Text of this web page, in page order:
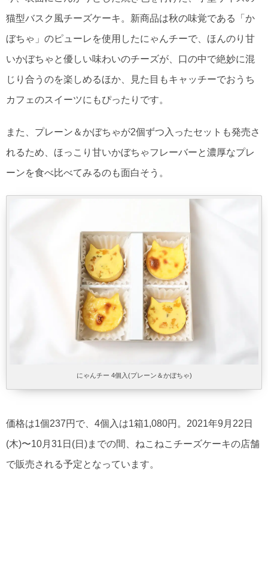
猫型バスク風チーズケーキ。新商品は秋の味覚である「か
ぼちゃ」のピューレを使用したにゃんチーで、ほんのり甘
いかぼちゃと優しい味わいのチーズが、口の中で絶妙に混
じり合うのを楽しめるほか、見た目もキャッチーでおうち
カフェのスイーツにもぴったりです。
また、プレーン＆かぼちゃが2個ずつ入ったセットも発売さ
れるため、ほっこり甘いかぼちゃフレーバーと濃厚なプレ
ーンを食べ比べてみるのも面白そう。
にゃんチー 4個入(プレーン＆かぼちゃ)
価格は1個237円で、4個入は1箱1,080円。2021年9月22日
(木)〜10月31日(日)までの間、ねこねこチーズケーキの店舗
で販売される予定となっています。